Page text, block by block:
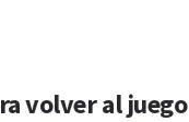
volver al juego